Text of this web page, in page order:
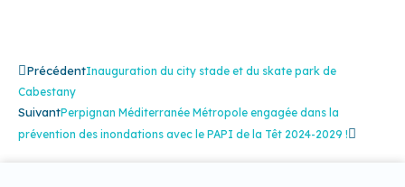
Précédent
PrécédentInauguration du city stade et du skate park de
Cabestany
SuivantPerpignan Méditerranée Métropole engagée dans la
prévention des inondations avec le PAPI de la Têt 2024-2029 !